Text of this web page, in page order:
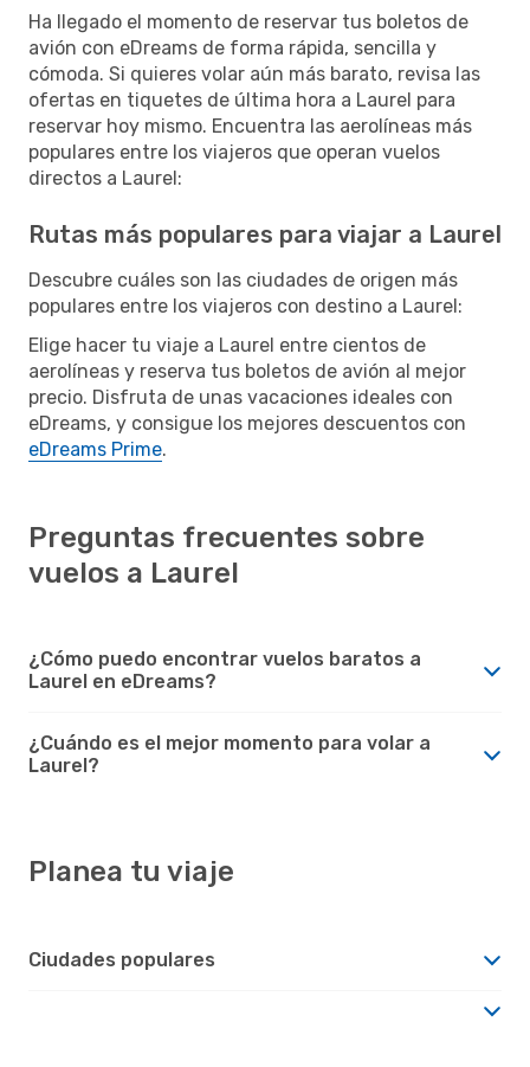
Ha llegado el momento de reservar tus boletos de
avión con eDreams de forma rápida, sencilla y
cómoda. Si quieres volar aún más barato, revisa las
ofertas en tiquetes de última hora a Laurel para
reservar hoy mismo. Encuentra las aerolíneas más
populares entre los viajeros que operan vuelos
directos a Laurel:
Rutas más populares para viajar a Laurel
Descubre cuáles son las ciudades de origen más
populares entre los viajeros con destino a Laurel:
Elige hacer tu viaje a Laurel entre cientos de
aerolíneas y reserva tus boletos de avión al mejor
precio. Disfruta de unas vacaciones ideales con
eDreams, y consigue los mejores descuentos con
eDreams Prime.
Preguntas frecuentes sobre
vuelos a Laurel
¿Cómo puedo encontrar vuelos baratos a
Laurel en eDreams?
¿Cuándo es el mejor momento para volar a
Laurel?
Planea tu viaje
Ciudades populares